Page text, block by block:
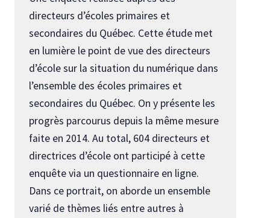
directeurs d’écoles primaires et
secondaires du Québec. Cette étude met
en lumière le point de vue des directeurs
d’école sur la situation du numérique dans
l’ensemble des écoles primaires et
secondaires du Québec. On y présente les
progrès parcourus depuis la même mesure
faite en 2014. Au total, 604 directeurs et
directrices d’école ont participé à cette
enquête via un questionnaire en ligne.
Dans ce portrait, on aborde un ensemble
varié de thèmes liés entre autres à